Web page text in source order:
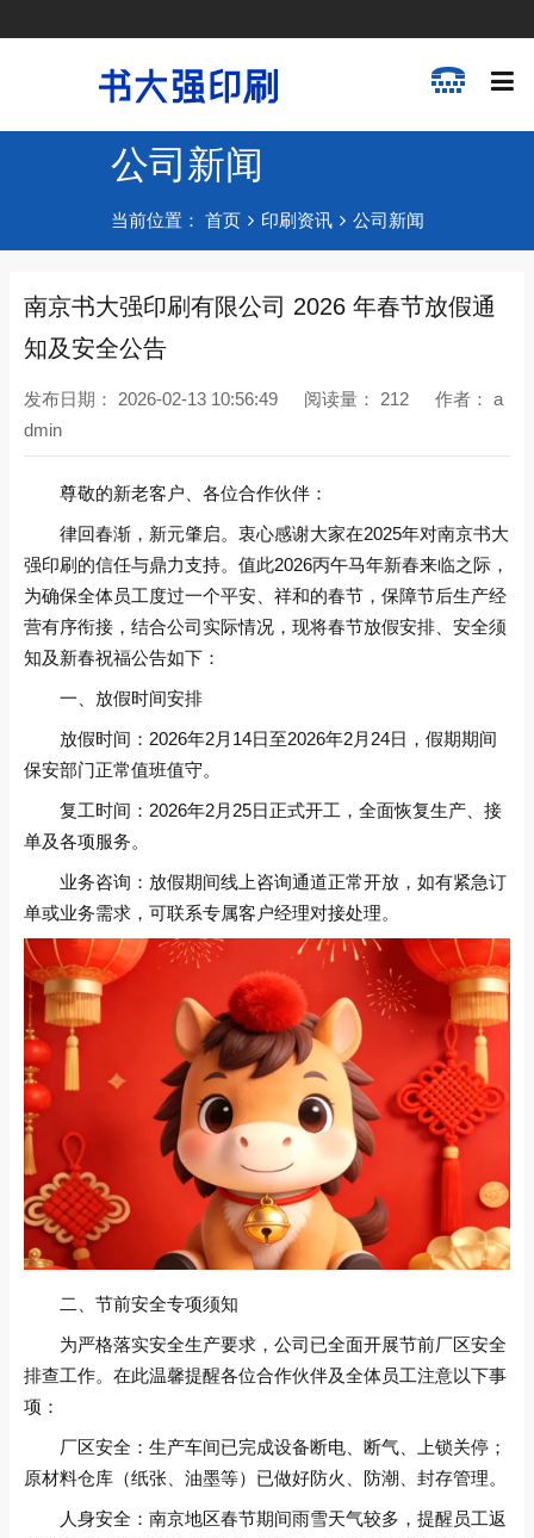
公司新闻
当前位置： 首页 印刷资讯 公司新闻
​南京书大强印刷有限公司 2026 年春节放假通
知及安全公告
发布日期： 2026-02-13 10:56:49 阅读量： 212 作者： a
dmin
尊敬的新老客户、各位合作伙伴：
律回春渐，新元肇启。衷心感谢大家在2025年对南京书大
强印刷的信任与鼎力支持。值此2026丙午马年新春来临之际，
为确保全体员工度过一个平安、祥和的春节，保障节后生产经
营有序衔接，结合公司实际情况，现将春节放假安排、安全须
知及新春祝福公告如下：
一、放假时间安排
放假时间：2026年2月14日至2026年2月24日，假期期间
保安部门正常值班值守。
复工时间：2026年2月25日正式开工，全面恢复生产、接
单及各项服务。
业务咨询：放假期间线上咨询通道正常开放，如有紧急订
单或业务需求，可联系专属客户经理对接处理。
二、节前安全专项须知
为严格落实安全生产要求，公司已全面开展节前厂区安全
排查工作。在此温馨提醒各位合作伙伴及全体员工注意以下事
项：
厂区安全：生产车间已完成设备断电、断气、上锁关停；
原材料仓库（纸张、油墨等）已做好防火、防潮、封存管理。
人身安全：南京地区春节期间雨雪天气较多，提醒员工返